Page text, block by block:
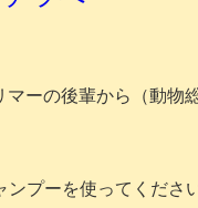
マーの後輩から（動物
ンプーを使ってくださ